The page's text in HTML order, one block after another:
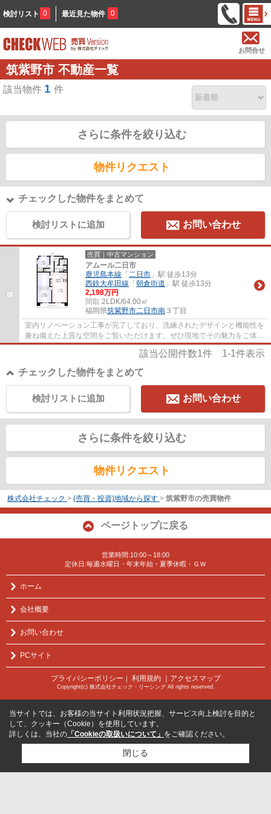
検討リスト 0 最近見た物件 0
お問合せ
筑紫野市 不動産一覧
該当物件 1 件
さらに条件を絞り込む
物件リクエスト
チェックした物件をまとめて
検討リストに追加 お問い合わせ
売買｜中古マンション
アムール二日市
鹿児島本線 「 二日市 」駅 徒歩13分
西鉄大牟田線 「 朝倉街道 」駅 徒歩13分
2,198万円
間取:2LDK/64.00㎡
福岡県筑紫野市二日市南 ３丁目
室内リノベーション工事が完了しており、洗練されたデザインと機能性を
兼ね備えた上質な空間をご覧いただけます。ぜひ現地でその魅力をご体感
ください。
該当公開件数1件 1-1件表示
チェックした物件をまとめて
お問い合わせ
検討リストに追加
さらに条件を絞り込む
物件リクエスト
株式会社チェック > (売買・投資)地域から探す > 筑紫野市の売買物件
ページトップに戻る
営業時間:10:00～18:00
定休日:毎週水曜日・年末年始・夏季休暇・ＧＷ
ホーム
会社概要
お問い合わせ
PCサイト
プライバシーポリシー ｜ 利用規約 ｜アクセスマップ
Copyright(c) 株式会社チェック・リーシング All rights reserved.
当サイトでは、お客様の当サイト利用状況把握、サービス向上検討を目的と
して、クッキー（Cookie）を使用しています。
詳しくは、当社の 「Cookieの取扱いについて」 をご確認ください。
閉じる